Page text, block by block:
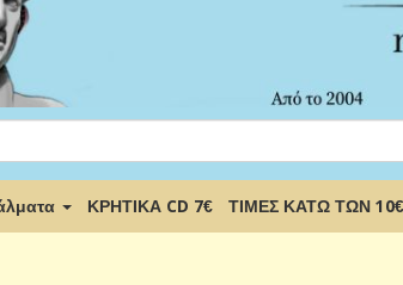
ΚΡΗΤΙΚΑ CD 7€ ΤΙΜΕΣ ΚΑΤΩ ΤΩΝ 10€